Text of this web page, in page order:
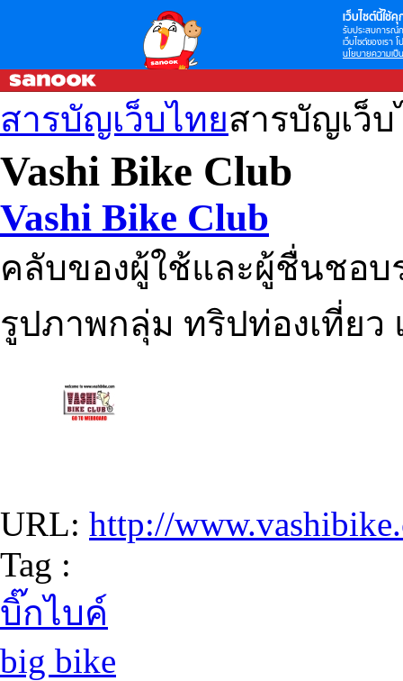
เว็บไซต์นี้ใช้คุ
รับประสบการณ์
เว็บไซต์ของเรา
นโยบายความเป็
สารบัญเว็บไทยสารบัญเว็
Vashi Bike Club
Vashi Bike Club
คลับของผู้ใช้และผู้ชื่นชอบ
รูปภาพกลุ่ม ทริปท่องเที่ยว
URL: http://
Tag :
บิ๊กไบค์
big bike